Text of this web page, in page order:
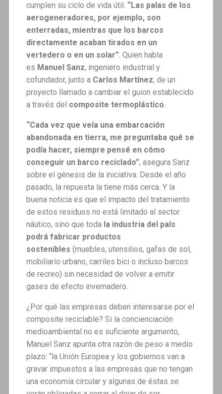
cumplen su ciclo de vida útil. “Las palas de los
aerogeneradores, por ejemplo, son
enterradas, mientras que los barcos
directamente acaban tirados en un
vertedero o en un solar”. Quien habla
es Manuel Sanz, ingeniero industrial y
cofundador, junto a Carlos Martínez, de un
proyecto llamado a cambiar el guion establecido
a través del composite termoplástico.
“Cada vez que veía una embarcación
abandonada en tierra, me preguntaba qué se
podía hacer, siempre pensé en cómo
conseguir un barco reciclado”, asegura Sanz
sobre el génesis de la iniciativa. Desde el año
pasado, la repuesta la tiene más cerca. Y la
buena noticia es que el impacto del tratamiento
de estos residuos no está limitado al sector
náutico, sino que todala industria del país
podrá fabricar productos
sostenibles (muebles, utensilios, gafas de sol,
mobiliario urbano, carriles bici o incluso barcos
de recreo) sin necesidad de volver a emitir
gases de efecto invernadero.
¿Por qué las empresas deben interesarse por el
composite reciclable? Si la concienciación
medioambiental no es suficiente argumento,
Manuel Sanz apunta otra razón de peso a medio
plazo: “la Unión Europea y los gobiernos van a
gravar impuestos a las empresas que no tengan
una economía circular y algunas de éstas se